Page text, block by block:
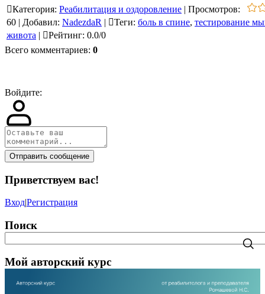
Категория: Реабилитация и оздоровление | Просмотров:
60 | Добавил: NadezdaR | Теги: боль в спине, тестирование
живота | Рейтинг: 0.0/0
Всего комментариев: 0
Войдите:
Отправить сообщение
Приветствуем вас!
Вход|Регистрация
Поиск
Мой авторский курс